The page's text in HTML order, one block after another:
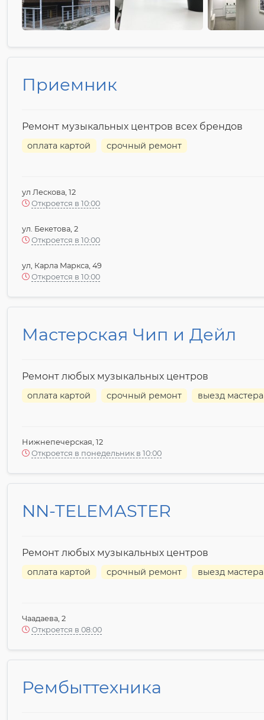
Приемник
Ремонт музыкальных центров всех брендов
оплата картой срочный ремонт
ул Лескова, 12
Откроется в 10:00
ул. Бекетова, 2
Откроется в 10:00
ул, Карла Маркса, 49
Откроется в 10:00
Мастерская Чип и Дейл
Ремонт любых музыкальных центров
оплата картой срочный ремонт выезд мастера
Нижнепечерская, 12
Откроется в понедельник в 10:00
NN-TELEMASTER
Ремонт любых музыкальных центров
оплата картой срочный ремонт выезд мастера
Чаадаева, 2
Откроется в 08:00
Рембыттехника